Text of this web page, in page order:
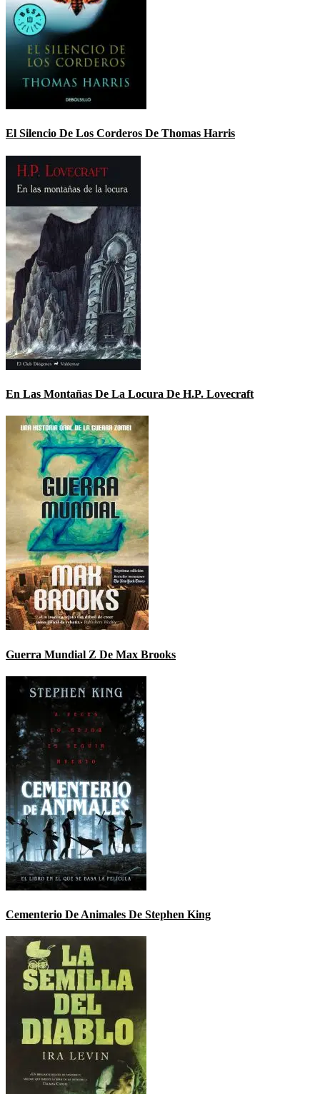
El Silencio De Los Corderos De Thomas Harris
En Las Montañas De La Locura De H.P. Lovecraft
Guerra Mundial Z De Max Brooks
Cementerio De Animales De Stephen King